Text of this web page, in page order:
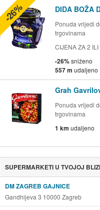
DIDA BOŽA
Ponuda vrijedi
trgovinama
CIJENA ZA 2 ILI
-26%sniženo
557 m udaljeno
-26%
Grah
Ponuda vrijedi
trgovinama
1 km udaljeno
SUPERMARKETI U TVOJOJ
DM ZAGREB GAJNICE
Gandhijeva 3 10000 Zagreb